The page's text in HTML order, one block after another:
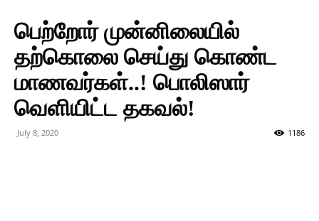
பெற்றோர் முன்னிலையில்
தற்கொலை செய்து கொண்ட
மாணவர்கள்..! பொலிஸார்
வெளியிட்ட தகவல்!
July 8, 2020 1186